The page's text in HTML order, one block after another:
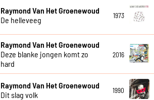
Raymond Van Het Groenewoud
De helleveeg
1973
Raymond Van Het Groenewoud
Deze blanke jongen komt zo
hard
2016
Raymond Van Het Groenewoud
Dit slag volk
1990